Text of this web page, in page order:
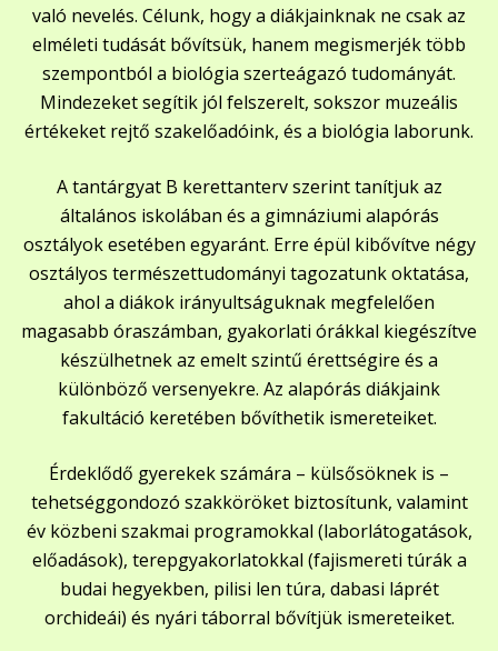
való nevelés. Célunk, hogy a diákjainknak ne csak az
elméleti tudását bővítsük, hanem megismerjék több
szempontból a biológia szerteágazó tudományát.
Mindezeket segítik jól felszerelt, sokszor muzeális
értékeket rejtő szakelőadóink, és a biológia laborunk.
A tantárgyat B kerettanterv szerint tanítjuk az
általános iskolában és a gimnáziumi alapórás
osztályok esetében egyaránt. Erre épül kibővítve négy
osztályos természettudományi tagozatunk oktatása,
ahol a diákok irányultságuknak megfelelően
magasabb óraszámban, gyakorlati órákkal kiegészítve
készülhetnek az emelt szintű érettségire és a
különböző versenyekre. Az alapórás diákjaink
fakultáció keretében bővíthetik ismereteiket.
Érdeklődő gyerekek számára – külsősöknek is –
tehetséggondozó szakköröket biztosítunk, valamint
év közbeni szakmai programokkal (laborlátogatások,
előadások), terepgyakorlatokkal (fajismereti túrák a
budai hegyekben, pilisi len túra, dabasi láprét
orchideái) és nyári táborral bővítjük ismereteiket.